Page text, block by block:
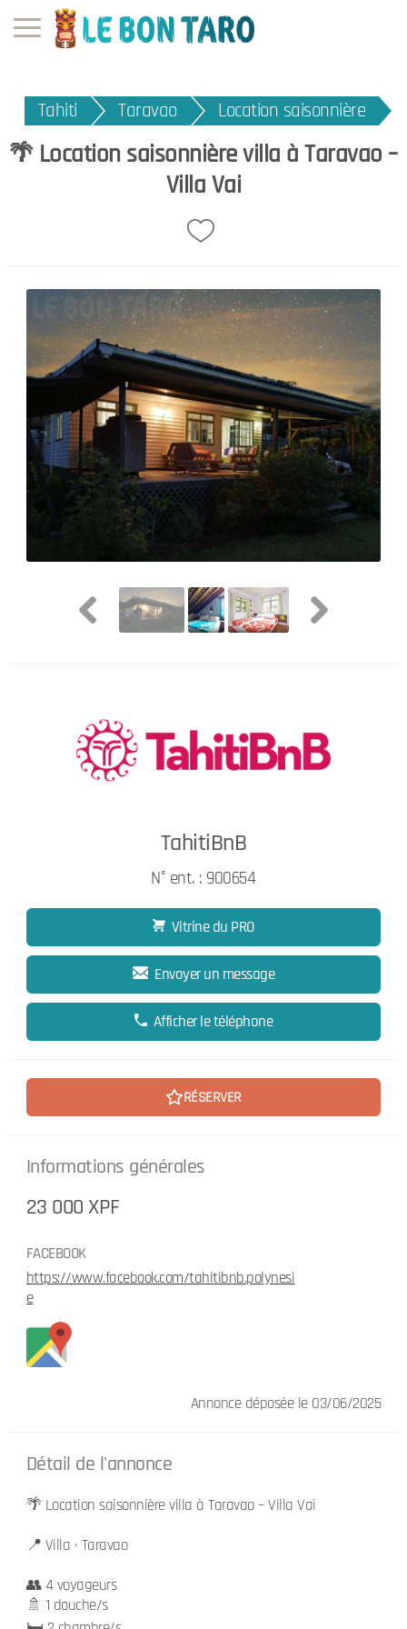
Tahiti Taravao Location saisonnière
🌴 Location saisonnière villa à Taravao –
Villa Vai
TahitiBnB
N° ent. : 900654
Vitrine du PRO
Envoyer un message
Afficher le téléphone
RÉSERVER
Informations générales
23 000 XPF
FACEBOOK
https://www.facebook.com/tahitibnb.polynesi
e
Annonce déposée le 03/06/2025
Détail de l'annonce
🌴 Location saisonnière villa à Taravao – Villa Vai
📍 Villa · Taravao
👥 4 voyageurs
🚿 1 douche/s